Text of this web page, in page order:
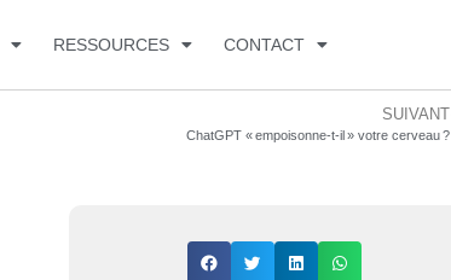
RESSOURCES CONTACT
SUIVANT
ChatGPT « empoisonne-t-il » votre cerveau ?